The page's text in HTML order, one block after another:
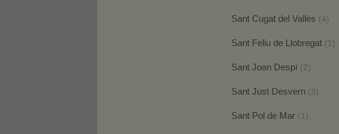
Sant Cugat del Vallès (4)
Sant Feliu de Llobregat (1)
Sant Joan Despí (2)
Sant Just Desvern (3)
Sant Pol de Mar (1)